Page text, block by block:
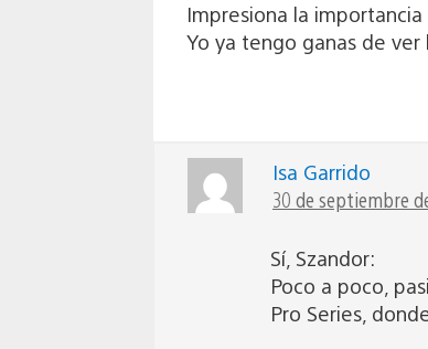
Impresiona la
Yo ya tengo ganas de
Isa Garrido
30 de septiembre
Sí, Szandor:
Poco a poco,
Pro Series,